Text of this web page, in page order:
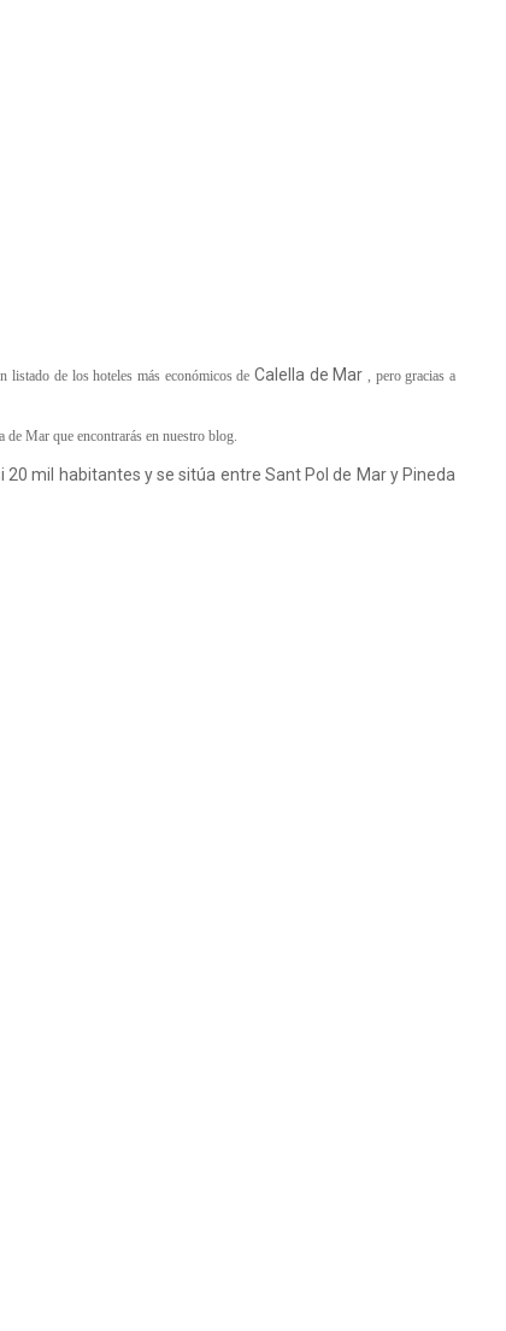
listado de los hoteles más económicos de Calella de Mar , pero gracias a
de Mar que encontrarás en nuestro blog.
mil habitantes y se sitúa entre Sant Pol de Mar y Pineda